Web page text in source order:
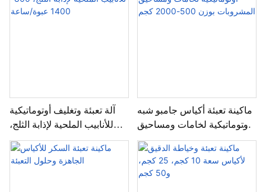
آلة تعبئة وتغليف أوتوماتيكية
للأنابيب الملحية لإذابة الثلج،
800-1400 عبوة/ساعة
ماكينة تعبئة أكياس جامبو شبه
أوتوماتيكية لخامات ومساحيق
المشروبات بوزن 500-2000
كجم